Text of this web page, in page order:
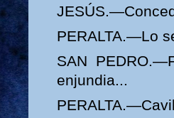
PERALTA.—Lo
SAN
enjundia...